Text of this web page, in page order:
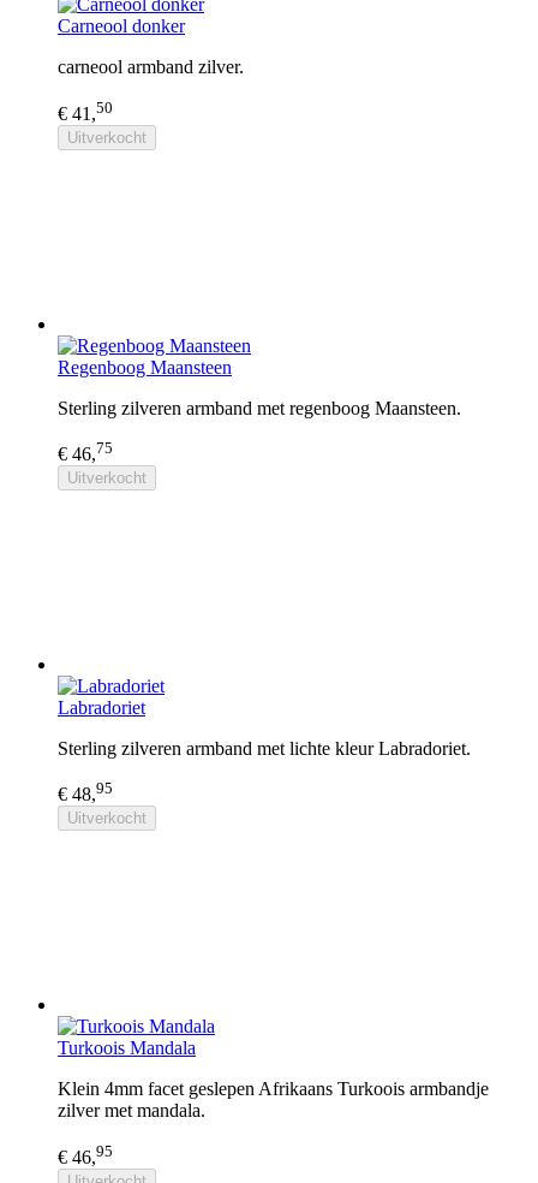
Carneool donker
carneool armband zilver.
€ 41,50
Uitverkocht
Regenboog Maansteen
Sterling zilveren armband met regenboog Maansteen.
€ 46,75
Uitverkocht
Labradoriet
Sterling zilveren armband met lichte kleur Labradoriet.
€ 48,95
Uitverkocht
Turkoois Mandala
Klein 4mm facet geslepen Afrikaans Turkoois armbandje
zilver met mandala.
€ 46,95